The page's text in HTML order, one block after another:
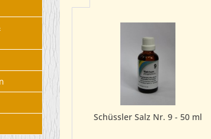
Schüssler Salz Nr. 9 - 50 ml